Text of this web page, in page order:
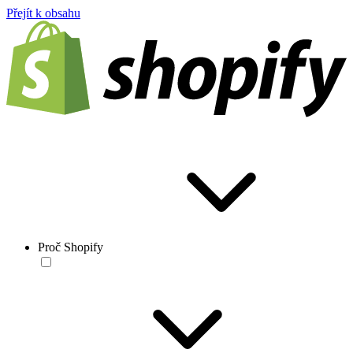
Přejít k obsahu
Proč Shopify